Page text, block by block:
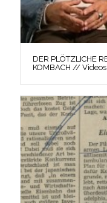
DER PLÖTZLICHE
KOMBACH //